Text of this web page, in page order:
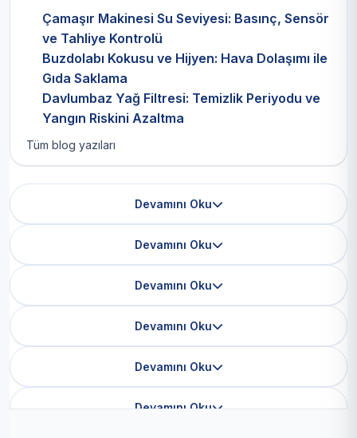
Çamaşır Makinesi Su Seviyesi: Basınç, Sensör
ve Tahliye Kontrolü
Buzdolabı Kokusu ve Hijyen: Hava Dolaşımı ile
Gıda Saklama
Davlumbaz Yağ Filtresi: Temizlik Periyodu ve
Yangın Riskini Azaltma
Tüm blog yazıları
Devamını Oku
Devamını Oku
Devamını Oku
Devamını Oku
Devamını Oku
Devamını Oku